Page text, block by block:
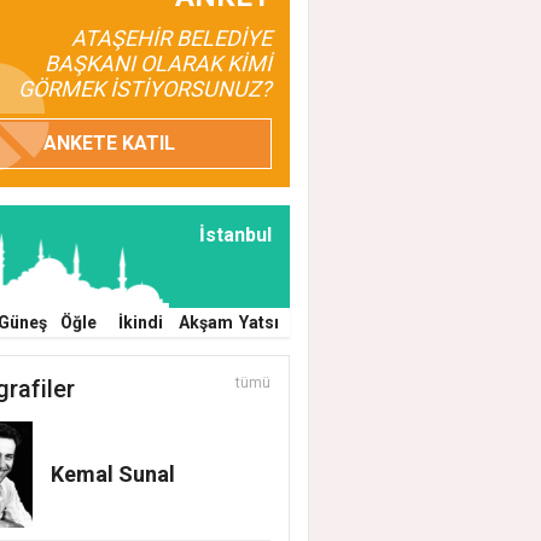
SAHADA ATAŞEHİR HERGÜN BAKIMDA
TEMİZLİK, BAKIM VE İLAÇLAMA
ARALIKSIZ SÜRÜYOR
ATAŞEHİR BELEDİYE
BAŞKANI OLARAK KİMİ
GÖRMEK İSTİYORSUNUZ?
ANKETE KATIL
İstanbul
Güneş Öğle İkindi Akşam Yatsı
tümü
Kemal Sunal